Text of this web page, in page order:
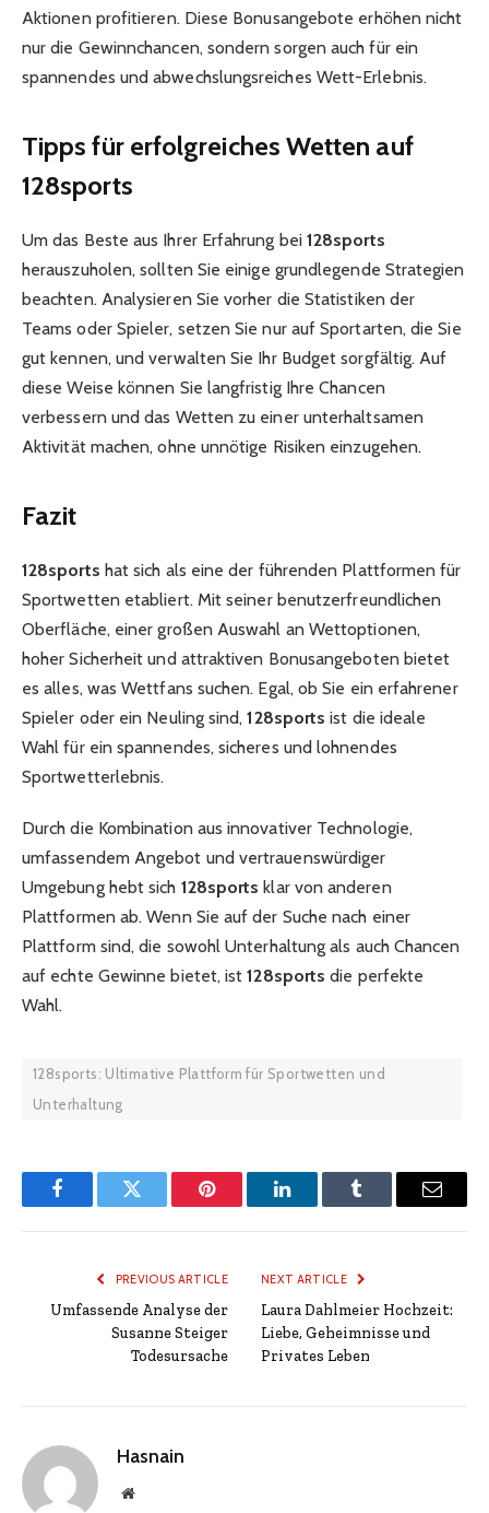
Aktionen profitieren. Diese Bonusangebote erhöhen nicht
nur die Gewinnchancen, sondern sorgen auch für ein
spannendes und abwechslungsreiches Wett-Erlebnis.
Tipps für erfolgreiches Wetten auf
128sports
Um das Beste aus Ihrer Erfahrung bei 128sports
herauszuholen, sollten Sie einige grundlegende Strategien
beachten. Analysieren Sie vorher die Statistiken der
Teams oder Spieler, setzen Sie nur auf Sportarten, die Sie
gut kennen, und verwalten Sie Ihr Budget sorgfältig. Auf
diese Weise können Sie langfristig Ihre Chancen
verbessern und das Wetten zu einer unterhaltsamen
Aktivität machen, ohne unnötige Risiken einzugehen.
Fazit
128sports hat sich als eine der führenden Plattformen für
Sportwetten etabliert. Mit seiner benutzerfreundlichen
Oberfläche, einer großen Auswahl an Wettoptionen,
hoher Sicherheit und attraktiven Bonusangeboten bietet
es alles, was Wettfans suchen. Egal, ob Sie ein erfahrener
Spieler oder ein Neuling sind,128sports ist die ideale
Wahl für ein spannendes, sicheres und lohnendes
Sportwetterlebnis.
Durch die Kombination aus innovativer Technologie,
umfassendem Angebot und vertrauenswürdiger
Umgebung hebt sich 128sports klar von anderen
Plattformen ab. Wenn Sie auf der Suche nach einer
Plattform sind, die sowohl Unterhaltung als auch Chancen
auf echte Gewinne bietet, ist128sports die perfekte
Wahl.
128sports: Ultimative Plattform für Sportwetten und
Unterhaltung
FacebookTwitter Pinterest LinkedInTumblr Email
PREVIOUS ARTICLE
Umfassende Analyse der
Susanne Steiger
Todesursache
NEXT ARTICLE
Laura Dahlmeier Hochzeit:
Liebe, Geheimnisse und
Privates Leben
Hasnain
Website